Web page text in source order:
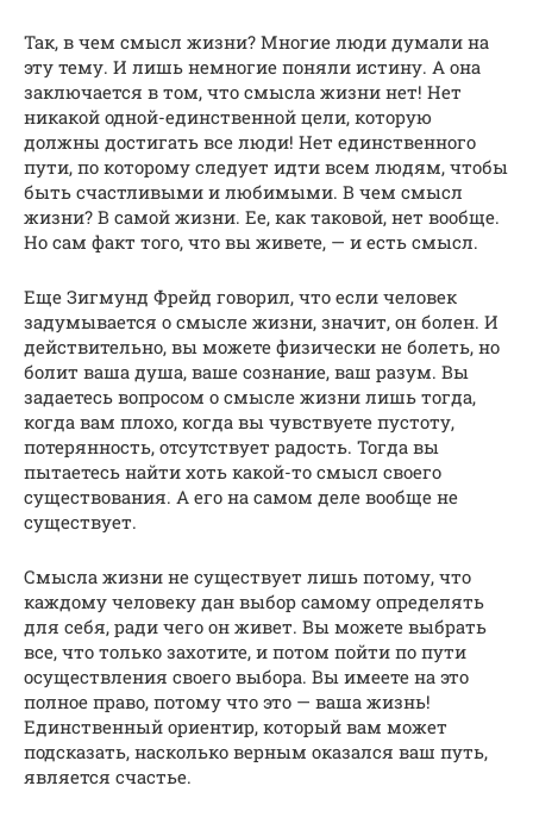
Так, в чем смысл жизни? Многие люди думали на
эту тему. И лишь немногие поняли истину. А она
заключается в том, что смысла жизни нет! Нет
никакой одной-единственной цели, которую
должны достигать все люди! Нет единственного
пути, по которому следует идти всем людям, чтобы
быть счастливыми и любимыми. В чем смысл
жизни? В самой жизни. Ее, как таковой, нет вообще.
Но сам факт того, что вы живете, — и есть смысл.
Еще Зигмунд Фрейд говорил, что если человек
задумывается о смысле жизни, значит, он болен. И
действительно, вы можете физически не болеть, но
болит ваша душа, ваше сознание, ваш разум. Вы
задаетесь вопросом о смысле жизни лишь тогда,
когда вам плохо, когда вы чувствуете пустоту,
потерянность, отсутствует радость. Тогда вы
пытаетесь найти хоть какой-то смысл своего
существования. А его на самом деле вообще не
существует.
Смысла жизни не существует лишь потому, что
каждому человеку дан выбор самому определять
для себя, ради чего он живет. Вы можете выбрать
все, что только захотите, и потом пойти по пути
осуществления своего выбора. Вы имеете на это
полное право, потому что это — ваша жизнь!
Единственный ориентир, который вам может
подсказать, насколько верным оказался ваш путь,
является счастье.